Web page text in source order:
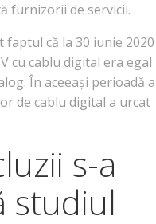
furnizorii de servicii.
faptul că la 30 iunie 2020
cu cablu digital era egal
În aceeași perioadă a
de cablu digital a urcat
s-a
studiul